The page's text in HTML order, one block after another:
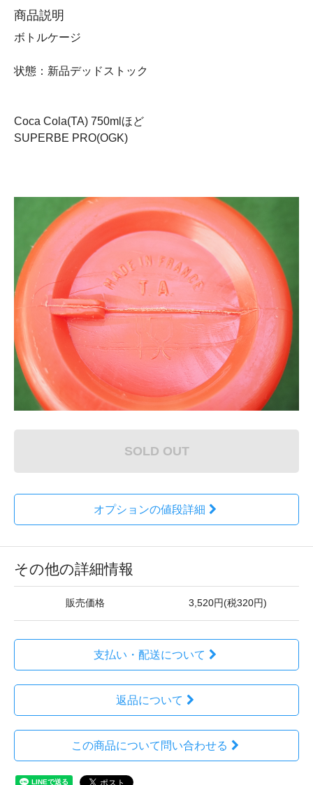
商品説明
ボトルケージ
状態：新品デッドストック
Coca Cola(TA) 750mlほど
SUPERBE PRO(OGK)
SOLD OUT
オプションの値段詳細
その他の詳細情報
販売価格 3,520円(税320円)
支払い・配送について
返品について
この商品について問い合わせる